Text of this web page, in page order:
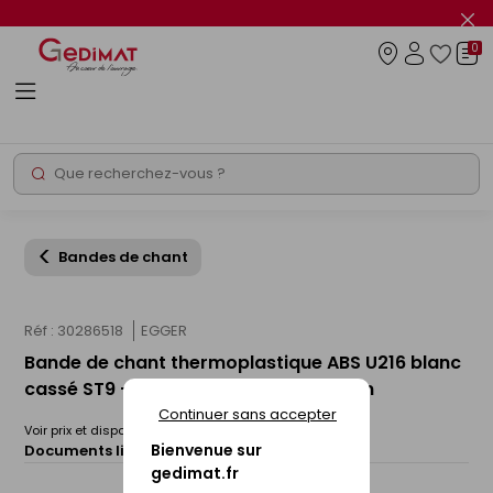
Bienvenue sur
gedimat.fr
Continuer sans accepter
le
info
Rechercher
0
Bandes de chant
Réf : 30286518 EGGER
Bande de chant thermoplastique ABS U216 blanc
cassé ST9 - 23x0,8mm rouleau de 75m
Voir prix et disponibilité en magasin
Documents liés : Fiche technique